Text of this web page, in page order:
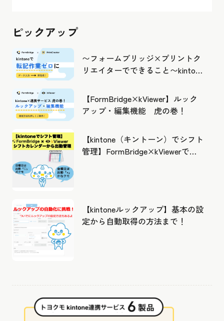
ピックアップ
〜フォームブリッジ×プリントク
リエイターでできること〜kintone
【FormBridge×kViewer】ルック
アップ・編集機能 虎の巻！
【kintone（キントーン）でシフト
管理】FormBridge×kViewerで作
【kintoneルックアップ】基本の設
定から自動取得の方法まで！